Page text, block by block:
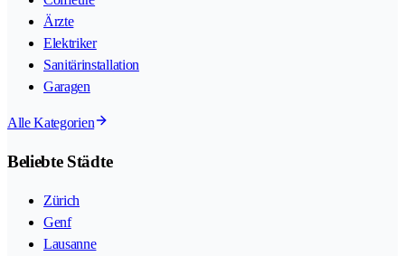
Ärzte
Elektriker
Sanitärinstallation
Garagen
Alle Kategorien
Beliebte Städte
Zürich
Genf
Lausanne